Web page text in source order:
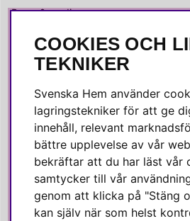
Press & media
SOCIALA MEDIER
Instagram
Linkedin
Pinterest
SVENSKA HEM
COOKIES OCH
TEKNIKER
Svenska Hem använder
lagringstekniker för att ge
innehåll, relevant
bättre upplevelse av vår
bekräftar att du har läst vår
samtycker till vår
genom att klicka på "Stäng
kan själv när som helst